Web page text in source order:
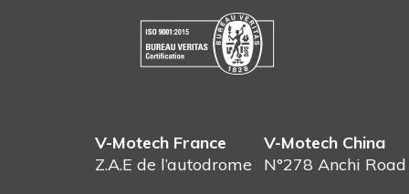
V-Motech France
V-Motech China
Z.A.E de l’autodrome
N°278 Anchi Road